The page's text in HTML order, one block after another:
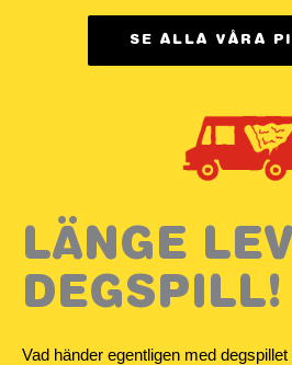
SE ALLA VÅRA
LÄNGE
DEGSPILL!
Vad händer egentligen med